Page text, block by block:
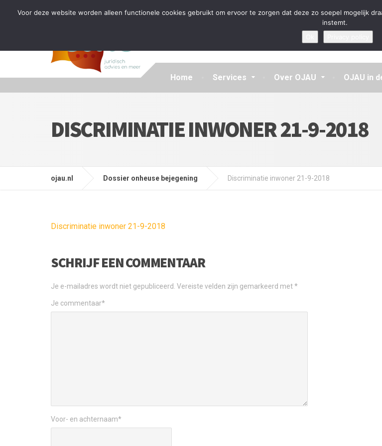
Tijdelijke stop: wegens drukte kan ik beperkt nieuwe zaken aannemen en vragen beantwoorden
Home Services Over OJAU OJAU in
DISCRIMINATIE INWONER 21-9-2018
ojau.nl Dossier onheuse bejegening Discriminatie inwoner 21-9-2018
Discriminatie inwoner 21-9-2018
SCHRIJF EEN COMMENTAAR
Je e-mailadres wordt niet gepubliceerd. Vereiste velden zijn gemarkeerd met*
Je commentaar*
Voor- en achternaam*
Voor deze website worden alleen functionele cookies gebruikt om ervoor te zorgen dat deze zo soepel mogelijk
instemt.